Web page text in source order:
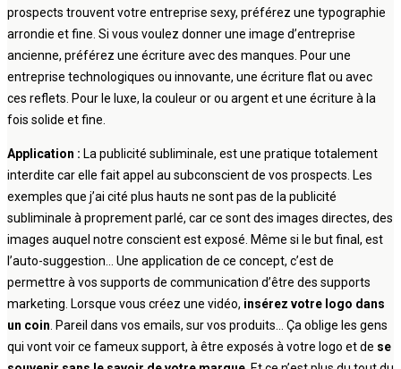
prospects trouvent votre entreprise sexy, préférez une typographie
arrondie et fine. Si vous voulez donner une image d’entreprise
ancienne, préférez une écriture avec des manques. Pour une
entreprise technologiques ou innovante, une écriture flat ou avec
ces reflets. Pour le luxe, la couleur or ou argent et une écriture à la
fois solide et fine.
Application : La publicité subliminale, est une pratique totalement
interdite car elle fait appel au subconscient de vos prospects. Les
exemples que j’ai cité plus hauts ne sont pas de la publicité
subliminale à proprement parlé, car ce sont des images directes, des
images auquel notre conscient est exposé. Même si le but final, est
l’auto-suggestion… Une application de ce concept, c’est de
permettre à vos supports de communication d’être des supports
marketing. Lorsque vous créez une vidéo, insérez votre logo dans
un coin. Pareil dans vos emails, sur vos produits… Ça oblige les gens
qui vont voir ce fameux support, à être exposés à votre logo et de se